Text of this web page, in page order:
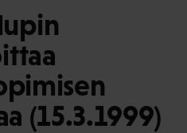
(15.3.1999)